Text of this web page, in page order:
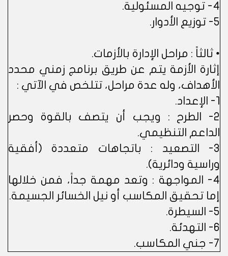
4- توجيه المسئولية.
5- توزيع الأدوار.
• ثالثاً : مراحل الإدارة بالأزمات.
إثارة الأزمة يتم عن طريق برنامج زمني محدد
الأهداف، وله عدة مراحل، تتلخص في الآتي :
1- الإعداد.
2- الطرح : ويجب أن يتصف بالقوة وحصر
الداعم التنظيمي.
3- التصعيد : باتجاهات متعددة (أفقية
وراسية ودائرية).
4- المواجهة : وتعد مهمة جداً، فمن خلالها
إما تحقيق المكاسب أو نيل الخسائر الجسيمة.
5- السيطرة.
6- التهدئة.
7- جني المكاسب.